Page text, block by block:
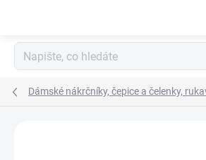
Dámské nákrčníky, čepice a čelenky,